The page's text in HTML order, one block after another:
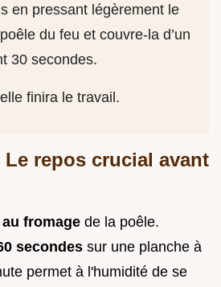
en pressant légèrement le
du feu et couvre-la d’un
30 secondes.
finira le travail.
repos crucial avant
fromage de la poêle.
secondes sur une planche à
permet à l'humidité de se